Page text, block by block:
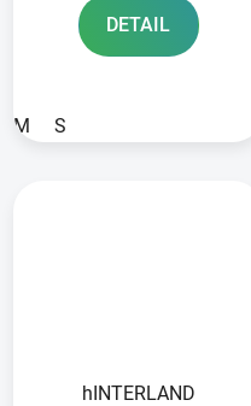
DETAIL
M S
hINTERLAND